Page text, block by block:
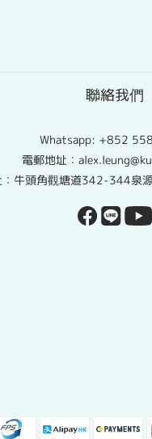
聯絡我們
Whatsapp: +852
電郵地址：
：牛頭角觀塘道342-344泉